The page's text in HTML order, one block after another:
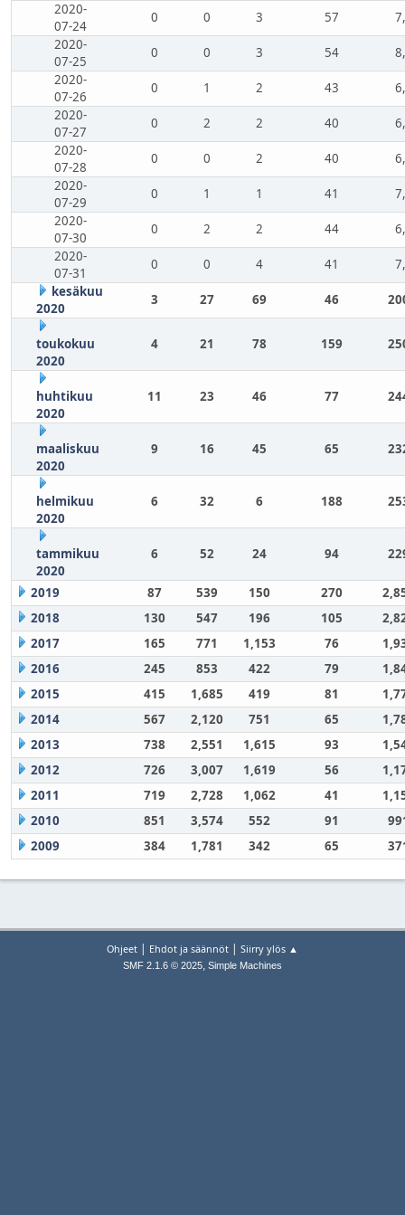
2020-
07-24
0 0 3 57
2020-
07-25
0 0 3 54
2020-
07-26
0 1 2 43
2020-
07-27
0 2 2 40
2020-
07-28
0 0 2 40
2020-
07-29
0 1 1 41
2020-
07-30
0 2 2 44
2020-
07-31
0 0 4 41
kesäkuu
2020
3 27 69 46
toukokuu
2020
4 21 78 159
huhtikuu
2020
11 23 46 77
maaliskuu
2020
9 16 45 65
helmikuu
2020
6 32 6 188
tammikuu
2020
6 52 24 94
2019 87 539 150 270
2018
130 547 196 105
2017
165 771 1,153 76
2016
245 853 422 79
2015
415 1,685 419 81
2014
567 2,120 751 65
2013
738 2,551 1,615 93
2012
726 3,007 1,619 56
2011
719 2,728 1,062 41
2010
851 3,574 552 91
2009
384 1,781 342 65
Ohjeet | Ehdot ja säännöt | Siirry ylös ▲
SMF 2.1.6 © 2025, Simple Machines